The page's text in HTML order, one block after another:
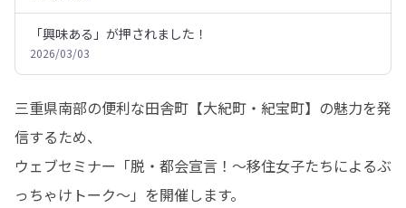
「興味ある」が押されました！
2026/03/03
三重県南部の便利な田舎町【大紀町・紀宝町】の魅力を発
信するため、
ウェブセミナー「脱・都会宣言！～移住女子たちによるぶ
っちゃけトーク～」を開催します。